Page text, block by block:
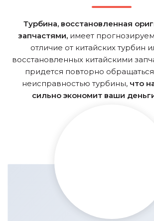
Турбина, восстановленная
запчастями, имеет
отличие от китайских турбин
восстановленных китайскими
придется повторно
неисправностью турбины, что
сильно экономит ваши